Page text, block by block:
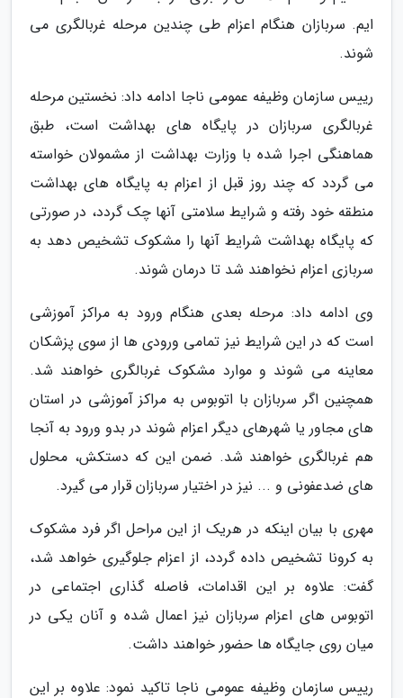
ایم. سربازان هنگام اعزام طی چندین مرحله غربالگری می
شوند.
رییس سازمان وظیفه عمومی ناجا ادامه داد: نخستین مرحله
غربالگری سربازان در پایگاه های بهداشت است، طبق
هماهنگی اجرا شده با وزارت بهداشت از مشمولان خواسته
می گردد که چند روز قبل از اعزام به پایگاه های بهداشت
منطقه خود رفته و شرایط سلامتی آنها چک گردد، در صورتی
که پایگاه بهداشت شرایط آنها را مشکوک تشخیص دهد به
سربازی اعزام نخواهند شد تا درمان شوند.
وی ادامه داد: مرحله بعدی هنگام ورود به مراکز آموزشی
است که در این شرایط نیز تمامی ورودی ها از سوی پزشکان
معاینه می شوند و موارد مشکوک غربالگری خواهند شد.
همچنین اگر سربازان با اتوبوس به مراکز آموزشی در استان
های مجاور یا شهرهای دیگر اعزام شوند در بدو ورود به آنجا
هم غربالگری خواهند شد. ضمن این که دستکش، محلول
های ضدعفونی و ... نیز در اختیار سربازان قرار می گیرد.
مهری با بیان اینکه در هریک از این مراحل اگر فرد مشکوک
به کرونا تشخیص داده گردد، از اعزام جلوگیری خواهد شد،
گفت: علاوه بر این اقدامات، فاصله گذاری اجتماعی در
اتوبوس های اعزام سربازان نیز اعمال شده و آنان یکی در
میان روی جایگاه ها حضور خواهند داشت.
رییس سازمان وظیفه عمومی ناجا تاکید نمود: علاوه بر این